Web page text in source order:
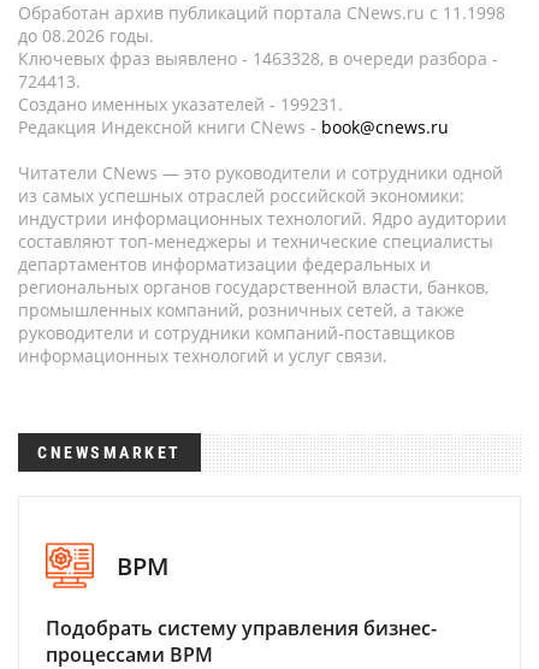
Обработан архив публикаций портала CNews.ru c 11.1998
до 08.2026 годы.
Ключевых фраз выявлено - 1463328, в очереди разбора -
724413.
Создано именных указателей - 199231.
Редакция Индексной книги CNews - book@cnews.ru
Читатели CNews — это руководители и сотрудники одной
из самых успешных отраслей российской экономики:
индустрии информационных технологий. Ядро аудитории
составляют топ-менеджеры и технические специалисты
департаментов информатизации федеральных и
региональных органов государственной власти, банков,
промышленных компаний, розничных сетей, а также
руководители и сотрудники компаний-поставщиков
информационных технологий и услуг связи.
CNEWSMARKET
BPM
Подобрать систему управления бизнес-
процессами BPM